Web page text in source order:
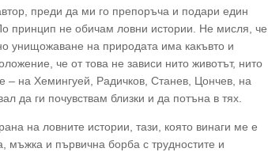
преди да ми го препоръча и подари един
принцип не обичам ловни истории. Не мисля, че
унищожаване на природата има какъвто и
че от това не зависи нито животът, нито
– на Хемингуей, Радичков, Станев, Цончев, на
да ги почувствам близки и да потъна в тях.
на ловните истории, тази, която винаги ме е
мъжка и първична борба с трудностите и